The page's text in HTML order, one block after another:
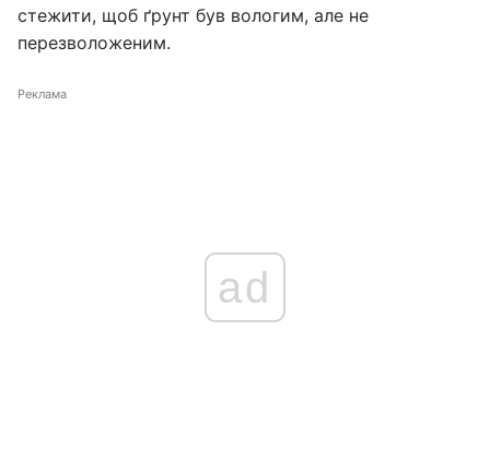
стежити, щоб ґрунт був вологим, але не
перезволоженим.
Реклама
ad